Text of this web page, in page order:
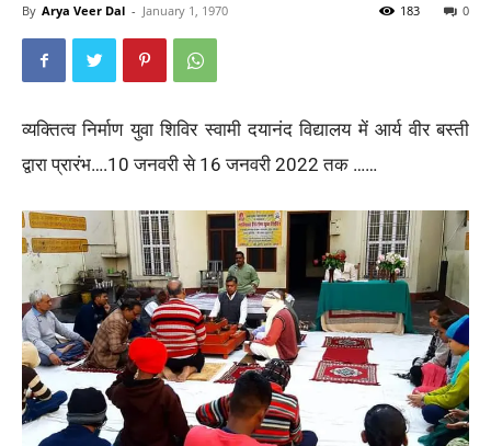
By Arya Veer Dal - January 1, 1970 0
183
व्यक्तित्व निर्माण युवा शिविर स्वामी दयानंद विद्यालय में आर्य वीर बस्ती
द्वारा प्रारंभ….10 जनवरी से 16 जनवरी 2022 तक ……